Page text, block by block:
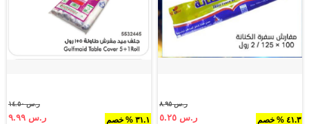
٤١.٣ % خصم
ر.س ٨.٩٥
ر.س ٥.٢٥ ٣١.١ % خصم
ر.س ١٤.٥٠
ر.س ٩.٩٩